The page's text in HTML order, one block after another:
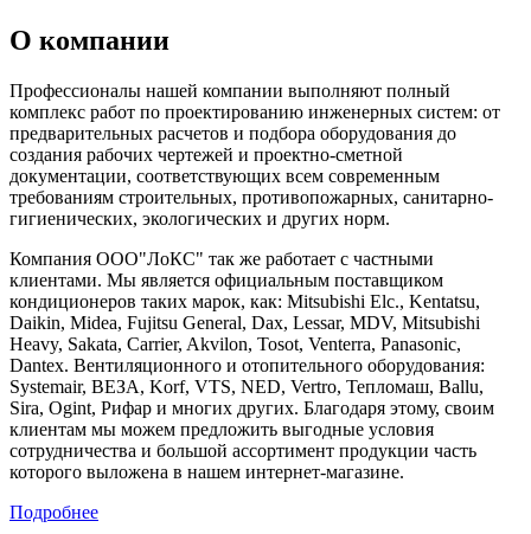
О компании
Профессионалы нашей компании выполняют полный
комплекс работ по проектированию инженерных систем: от
предварительных расчетов и подбора оборудования до
создания рабочих чертежей и проектно-сметной
документации, соответствующих всем современным
требованиям строительных, противопожарных, санитарно-
гигиенических, экологических и других норм.
Компания ООО"ЛоКС" так же работает с частными
клиентами. Мы является официальным поставщиком
кондиционеров таких марок, как: Mitsubishi Elc., Kentatsu,
Daikin, Midea, Fujitsu General, Dax, Lessar, MDV, Mitsubishi
Heavy, Sakata, Carrier, Akvilon, Tosot, Venterra, Panasonic,
Dantex. Вентиляционного и отопительного оборудования:
Systemair, ВЕЗА, Korf, VTS, NED, Vertro, Тепломаш, Ballu,
Sira, Ogint, Рифар и многих других. Благодаря этому, своим
клиентам мы можем предложить выгодные условия
сотрудничества и большой ассортимент продукции часть
которого выложена в нашем интернет-магазине.
Подробнее